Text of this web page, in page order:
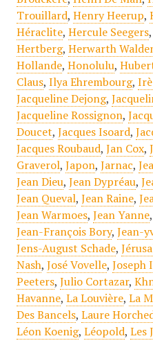
Trouillard, Henry Heerup,
Héraclite, Hercule Seegers,
Hertberg, Herwarth
Hollande, Honolulu,
Claus, Ilya Ehrembourg,
Jacqueline Dejong,
Jacqueline Rossignon,
Doucet, Jacques Isoard,
Jacques Roubaud, Jan Cox,
Graverol, Japon, Jarnac,
Jean Dieu, Jean Dypréau,
Jean Queval, Jean Raine,
Jean Warmoes, Jean Yanne,
Jean-François Bory, Jean-
Jens-August Schade,
Nash, José Vovelle, Joseph
Peeters, Julio Cortazar,
Havanne, La Louvière, La
Des Bancels, Laure
Léon Koenig, Léopold, Les